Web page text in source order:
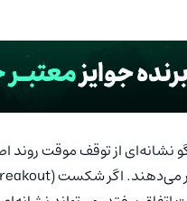
نشانه‌ای از توقف موقت روند